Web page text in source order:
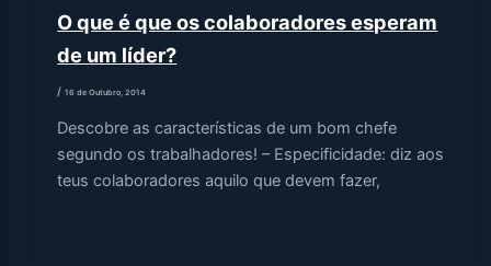
O que é que os colaboradores esperam
de um líder?
/16 de Outubro, 2014
Descobre as características de um bom chefe
segundo os trabalhadores! – Especificidade: diz aos
teus colaboradores aquilo que devem fazer,